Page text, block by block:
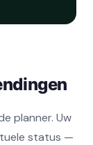
planner. Uw
status —